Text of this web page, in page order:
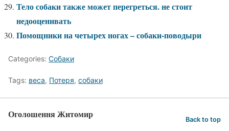
Тело собаки также может перегреться. не стоит
недооценивать
Помощники на четырех ногах – собаки-поводыри
Categories: Собаки
Tags: веса, Потеря, собаки
Оголошення Житомир Back to top